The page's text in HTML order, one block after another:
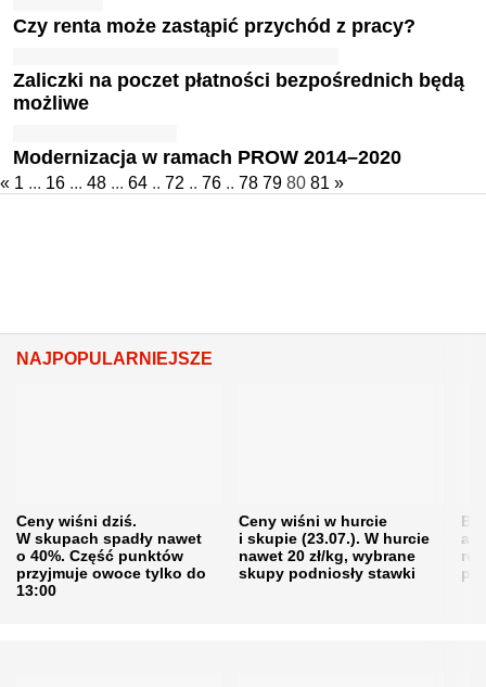
Czy renta może zastąpić przychód z pracy?
Zaliczki na poczet płatności bezpośrednich będą
możliwe
Modernizacja w ramach PROW 2014–2020
« 1 ... 16 ... 48 ... 64 .. 72 .. 76 .. 78 79 80 81 »
NAJPOPULARNIEJSZE
Ceny wiśni dziś.
W skupach spadły nawet
o 40%. Część punktów
przyjmuje owoce tylko do
13:00
Ceny wiśni w hurcie
i skupie (23.07.). W hurcie
nawet 20 zł/kg, wybrane
skupy podniosły stawki